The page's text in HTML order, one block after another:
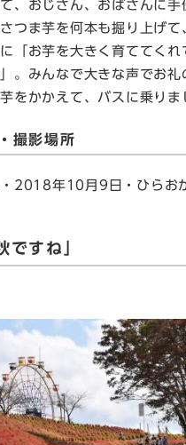
、おじさん、おばさんに手
つま芋を何本も掘り上げて
「お芋を大きく育ててくれ
。みんなで大きな声でお礼
をかかえて、バスに乗りま
撮影場所
2018年10月9日・ひらお
ですね」